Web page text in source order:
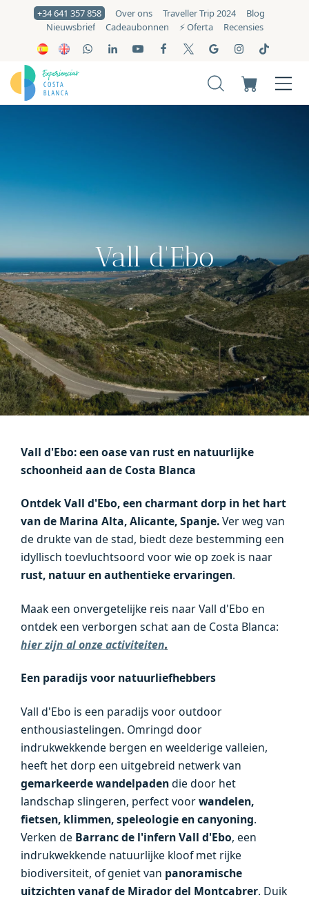
+34 641 357 858 Over ons Traveller Trip 2024
Blog
Nieuwsbrief
Cadeaubonnen ⚡️ Oferta Recensies
Vall d'Ebo
Vall d'Ebo: een oase van rust en natuurlijke
schoonheid aan de Costa Blanca
OntdekVall d'Ebo,een charmant dorp in het hart
van de Marina Alta, Alicante, Spanje.Ver weg van
de drukte van de stad, biedt deze bestemming een
idyllisch toevluchtsoord voor wie op zoek is naar
rust, natuur en authentieke ervaringen.
Maak een onvergetelijke reis naar Vall d'Ebo en
ontdek een verborgen schat aan de Costa Blanca:
hier zijn al onze activiteiten.
Een paradijs voor natuurliefhebbers
Vall d'Ebo is een paradijs voor outdoor
enthousiastelingen. Omringd door
indrukwekkende bergen en weelderige valleien,
heeft het dorp een uitgebreid netwerk van
gemarkeerde wandelpadendie door het
landschap slingeren, perfect voorwandelen,
fietsen, klimmen, speleologie en canyoning.
Verken de Barranc de l'infern Vall d'Ebo, een
indrukwekkende natuurlijke kloof met rijke
biodiversiteit, of geniet van panoramische
uitzichten vanaf de Mirador del Montcabrer. Duik